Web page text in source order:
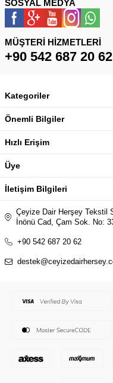
SOSYAL MEDYA
MÜŞTERI HIZMETLERI
+90 542 687 20 62
Kategoriler
Önemli Bilgiler
Hızlı Erişim
Üye
İletişim Bilgileri
Çeyize Dair Herşey Tekstil
İnönü Cad, Çam Sok. No:
+90 542 687 20 62